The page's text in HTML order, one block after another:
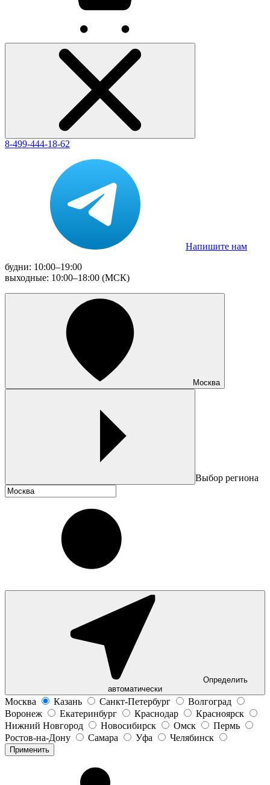
8-499-444-18-62
Напишите нам
будни: 10:00–19:00
выходные: 10:00–18:00 (МСК)
Москва
Выбор региона
Определить
автоматически
Москва Казань Санкт-Петербург
Волгоград
Воронеж
Екатеринбург Краснодар
Красноярск
Нижний Новгород
Новосибирск Омск
Пермь
Ростов-на-Дону
Самара Уфа Челябинск
Применить